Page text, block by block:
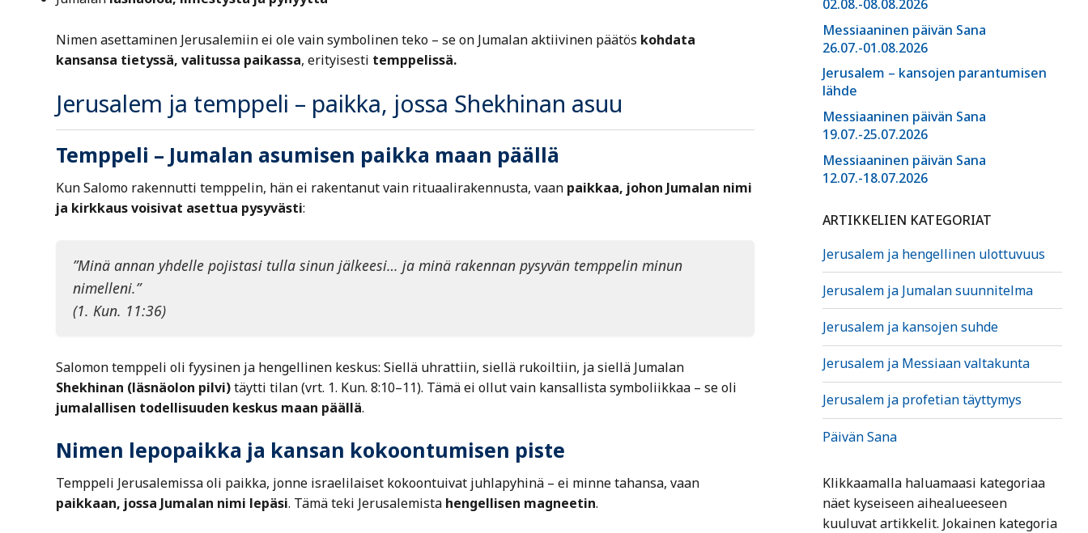
Nimen asettaminen Jerusalemiin ei ole vain symbolinen teko – se on Jumalan aktiivinen päätös kohdata
kansansa tietyssä, valitussa paikassa, erityisesti temppelissä.
Jerusalem ja temppeli – paikka, jossa Shekhinan asuu
Temppeli – Jumalan asumisen paikka maan päällä
Kun Salomo rakennutti temppelin, hän ei rakentanut vain rituaalirakennusta, vaan paikkaa, johon Jumalan nimi
ja kirkkaus voisivat asettua pysyvästi:
”Minä annan yhdelle pojistasi tulla sinun jälkeesi… ja minä rakennan pysyvän temppelin minun
nimelleni.”
(1. Kun. 11:36)
Salomon temppeli oli fyysinen ja hengellinen keskus: Siellä uhrattiin, siellä rukoiltiin, ja siellä Jumalan
Shekhinan (läsnäolon pilvi)täytti tilan (vrt. 1. Kun. 8:10–11). Tämä ei ollut vain kansallista symboliikkaa – se oli
jumalallisen todellisuuden keskus maan päällä.
Nimen lepopaikka ja kansan kokoontumisen piste
Temppeli Jerusalemissa oli paikka, jonne israelilaiset kokoontuivat juhlapyhinä – ei minne tahansa, vaan
paikkaan, jossa Jumalan nimi lepäsi. Tämä teki Jerusalemista hengellisen magneetin.
02.08.-08.08.2026
Messiaaninen päivän Sana
26.07.-01.08.2026
Jerusalem – kansojen parantumisen
lähde
Messiaaninen päivän Sana
19.07.-25.07.2026
Messiaaninen päivän Sana
12.07.-18.07.2026
ARTIKKELIEN KATEGORIAT
Jerusalem ja hengellinen ulottuvuus
Jerusalem ja Jumalan suunnitelma
Jerusalem ja kansojen suhde
Jerusalem ja Messiaan valtakunta
Jerusalem ja profetian täyttymys
Päivän Sana
Klikkaamalla haluamaasi kategoriaa
näet kyseiseen aihealueeseen
kuuluvat artikkelit. Jokainen kategoria